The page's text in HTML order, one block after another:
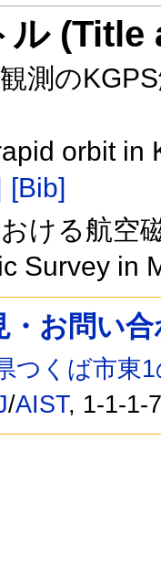
ル
測の
orbit in
[Bib]
ける航空
Survey in
・お問い
つくば市東
/AIST, 1-1-1-